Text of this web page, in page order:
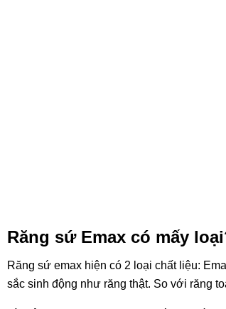
Răng sứ Emax có mấy
Răng sứ emax hiện có 2 loại chất liệu:
sắc sinh động như răng thật. So với răng